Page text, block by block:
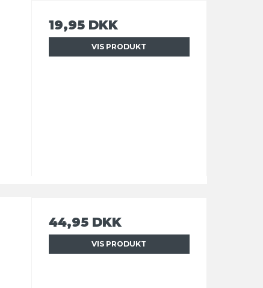
19,95 DKK
VIS PRODUKT
44,95 DKK
VIS PRODUKT